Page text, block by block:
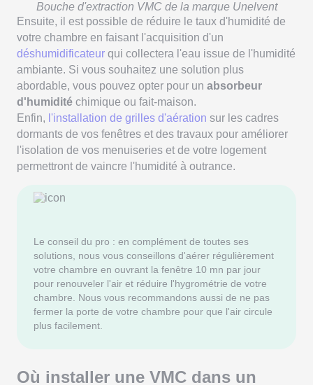
Bouche d'extraction VMC de la marque Unelvent
Ensuite, il est possible de réduire le taux d'humidité de
votre chambre en faisant l'acquisition d'un
déshumidificateur qui collectera l'eau issue de l'humidité
ambiante. Si vous souhaitez une solution plus
abordable, vous pouvez opter pour un absorbeur
d'humidité chimique ou fait-maison.
Enfin, l'installation de grilles d'aération sur les cadres
dormants de vos fenêtres et des travaux pour améliorer
l'isolation de vos menuiseries et de votre logement
permettront de vaincre l'humidité à outrance.
Le conseil du pro : en complément de toutes ses
solutions, nous vous conseillons d'aérer régulièrement
votre chambre en ouvrant la fenêtre 10 mn par jour
pour renouveler l'air et réduire l'hygrométrie de votre
chambre. Nous vous recommandons aussi de ne pas
fermer la porte de votre chambre pour que l'air circule
plus facilement.
Où installer une VMC dans un